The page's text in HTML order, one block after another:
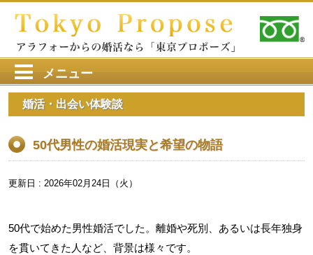
メニュー
婚活・出会い体験談
50代男性の婚活現実と希望の物語
更新日 : 2026年02月24日（火）
50代で始めた男性婚活でした。離婚や死別、あるいは長年独身
を貫いてきた人など、背景は様々です。